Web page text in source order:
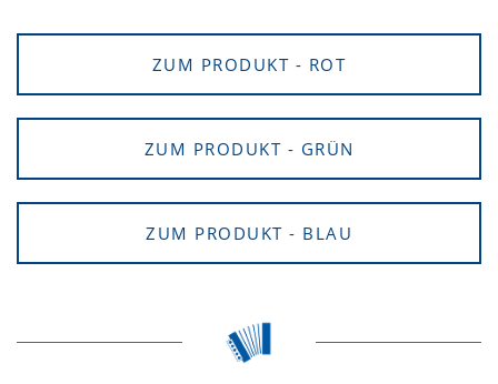
ZUM PRODUKT - ROT
ZUM PRODUKT - GRÜN
ZUM PRODUKT - BLAU